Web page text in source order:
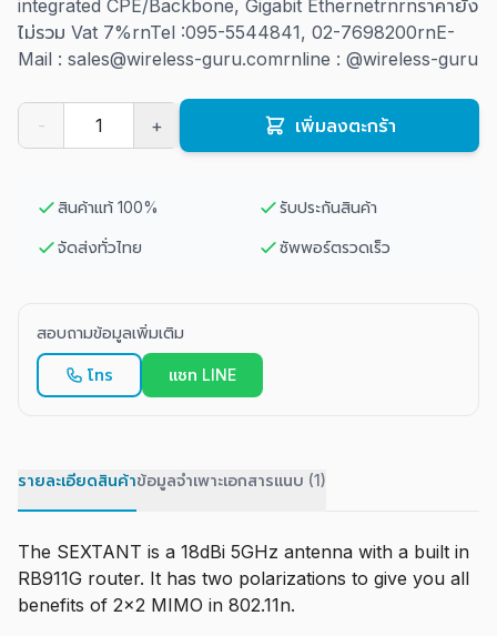
integrated CPE/Backbone, Gigabit Ethernetrnrnราคายัง
ไม่รวม Vat 7%rnTel :095-5544841, 02-7698200rnE-
Mail : sales@wireless-guru.comrnline : @wireless-guru
- + เพิ่มลงตะกร้า
สินค้าแท้ 100% รับประกันสินค้า
จัดส่งทั่วไทย ซัพพอร์ตรวดเร็ว
สอบถามข้อมูลเพิ่มเติม
โทร แชท LINE
รายละเอียดสินค้าข้อมูลจำเพาะเอกสารแนบ (1)
The SEXTANT is a 18dBi 5GHz antenna with a built in
RB911G router. It has two polarizations to give you all
benefits of 2x2 MIMO in 802.11n.